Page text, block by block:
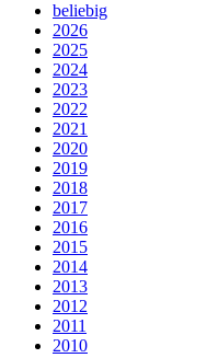
beliebig
2026
2025
2024
2023
2022
2021
2020
2019
2018
2017
2016
2015
2014
2013
2012
2011
2010